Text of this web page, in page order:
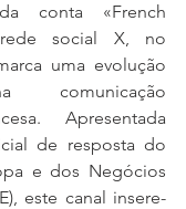
conta «French
rede social X, no
uma evolução
comunicação
Apresentada
de resposta do
e dos Negócios
este canal insere-